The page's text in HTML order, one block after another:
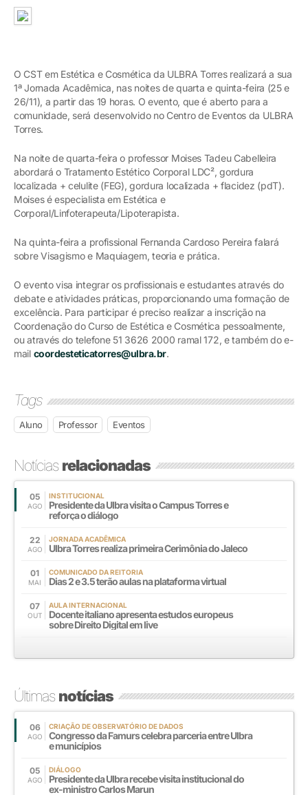
O CST em Estética e Cosmética da ULBRA Torres realizará a sua
1ª Jornada Acadêmica, nas noites de quarta e quinta-feira (25 e
26/11), a partir das 19 horas. O evento, que é aberto para a
comunidade, será desenvolvido no Centro de Eventos da ULBRA
Torres.
Na noite de quarta-feira o professor Moises Tadeu Cabelleira
abordará o Tratamento Estético Corporal LDC², gordura
localizada + celulite (FEG), gordura localizada + flacidez (pdT).
Moises é especialista em Estética e
Corporal/Linfoterapeuta/Lipoterapista.
Na quinta-feira a profissional Fernanda Cardoso Pereira falará
sobre Visagismo e Maquiagem, teoria e prática.
O evento visa integrar os profissionais e estudantes através do
debate e atividades práticas, proporcionando uma formação de
excelência. Para participar é preciso realizar a inscrição na
Coordenação do Curso de Estética e Cosmética pessoalmente,
ou através do telefone 51 3626 2000 ramal 172, e também do e-
mail coordesteticatorres@ulbra.br.
Tags
Aluno Professor Eventos
Notíciasrelacionadas
05
AGO
INSTITUCIONAL
Presidente da Ulbra visita o Campus Torres e
reforça o diálogo
22
AGO
JORNADA ACADÊMICA
Ulbra Torres realiza primeira Cerimônia do Jaleco
01
MAI
COMUNICADO DA REITORIA
Dias 2 e 3.5 terão aulas na plataforma virtual
07
OUT
AULA INTERNACIONAL
Docente italiano apresenta estudos europeus
sobre Direito Digital em live
Últimasnotícias
06
AGO
CRIAÇÃO DE OBSERVATÓRIO DE DADOS
Congresso da Famurs celebra parceria entre Ulbra
e municípios
05
AGO
DIÁLOGO
Presidente da Ulbra recebe visita institucional do
ex-ministro Carlos Marun